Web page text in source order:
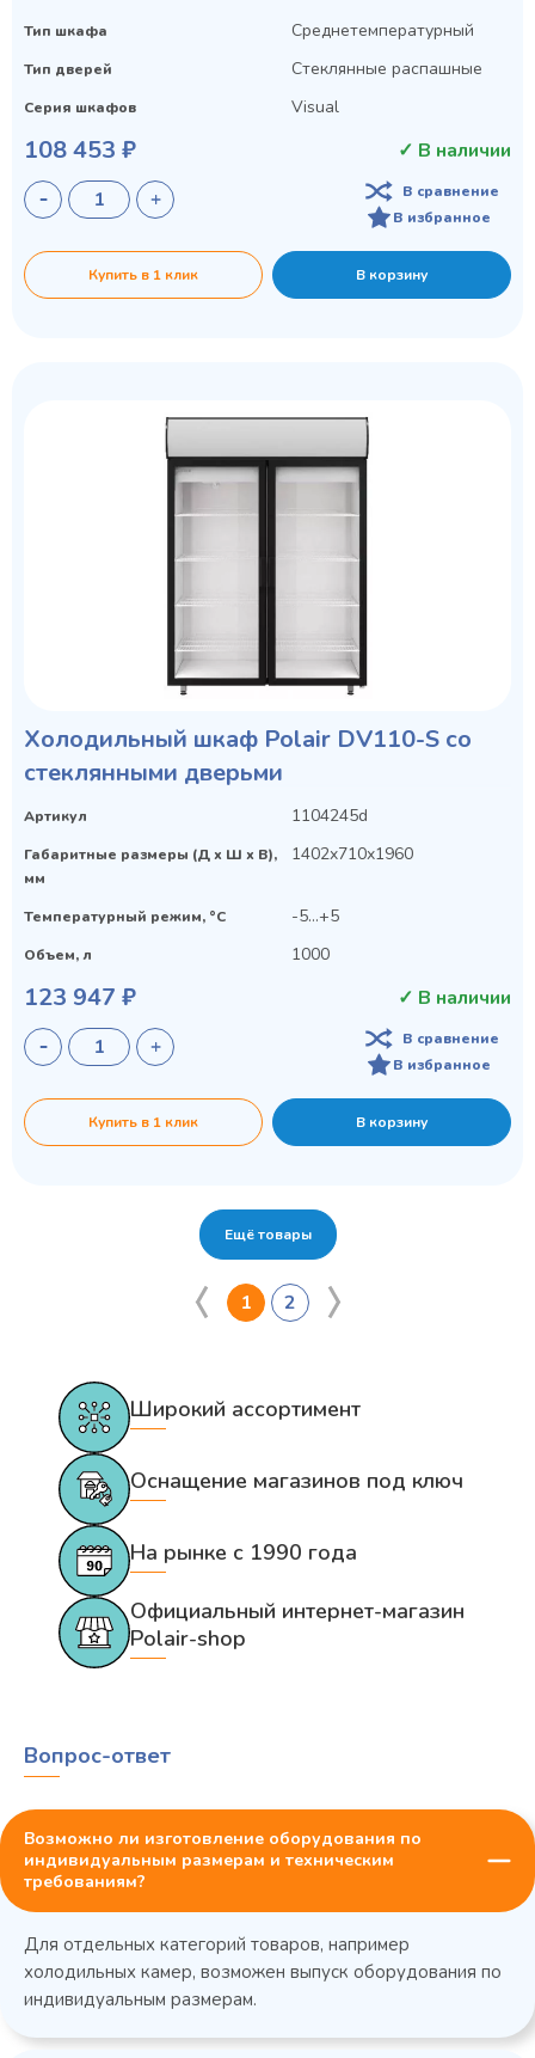
Тип шкафа Среднетемпературный
Тип дверей Стеклянные распашные
Серия шкафов Visual
108 453 ₽ ✓ В наличии
В сравнение
В избранное
Купить в 1 клик В корзину
Холодильный шкаф Polair DV110-S со
стеклянными дверьми
Артикул 1104245d
Габаритные размеры (Д х Ш х В),
мм
1402x710x1960
Температурный режим, °C -5…+5
Объем, л 1000
123 947 ₽ ✓ В наличии
В сравнение
В избранное
Купить в 1 клик В корзину
Ещё товары
1 2
Широкий ассортимент
Оснащение магазинов под ключ
На рынке с 1990 года
Официальный интернет-магазин
Polair-shop
Вопрос-ответ
Возможно ли изготовление оборудования по
индивидуальным размерам и техническим
требованиям?
Для отдельных категорий товаров, например
холодильных камер, возможен выпуск оборудования по
индивидуальным размерам.